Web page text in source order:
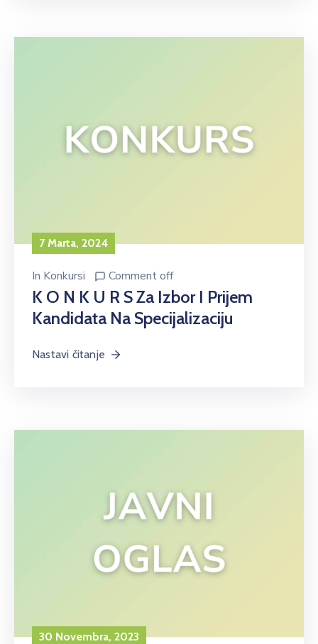
7 Marta, 2024
In Konkursi Comment off
K O N K U R S Za Izbor I Prijem
Kandidata Na Specijalizaciju
Nastavi čitanje
30 Novembra, 2023